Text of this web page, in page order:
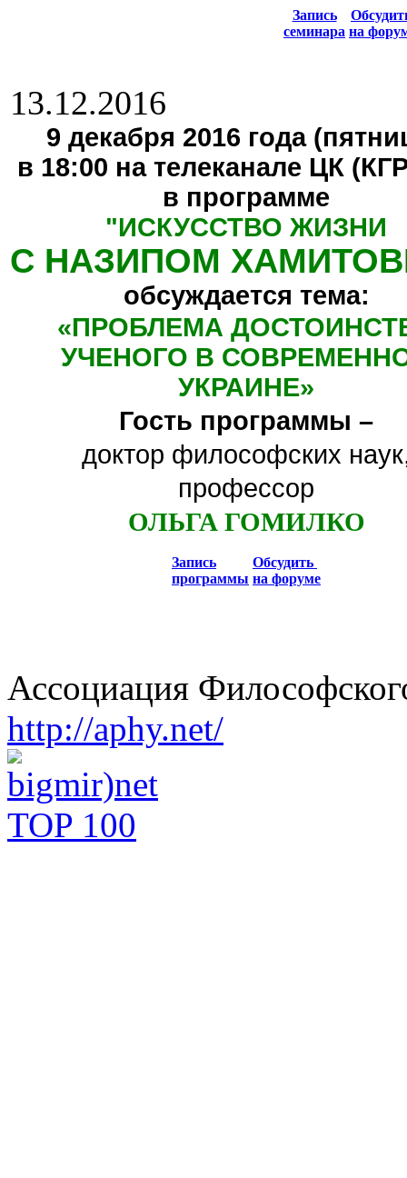
Запись
семинара на
13.12.2016
9 декабря 2016 года
в 18:00 на телеканале ЦК
в программе
"ИСКУССТВО ЖИЗНИ
С НАЗИПОМ
обсуждается тема:
«ПРОБЛЕМА
УЧЕНОГО В
УКРАИНЕ»
Гость программы –
доктор философских
профессор
ОЛЬГА ГОМИЛКО
Запись
программы
Обсудить
на форуме
Ассоциация
http://aphy.net/